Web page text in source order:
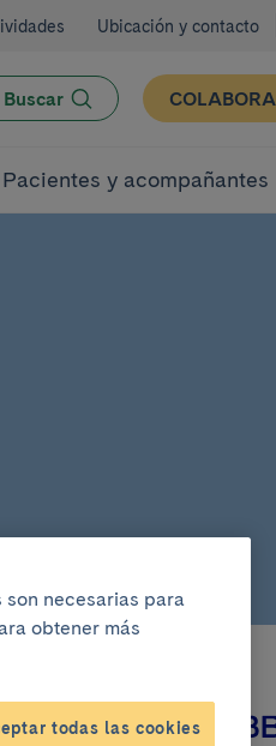
Ubicación y contacto
Buscar COLABORA
Pacientes y acompañantes
elaborado junto a
necesarias para
obtener más
todas las cookies